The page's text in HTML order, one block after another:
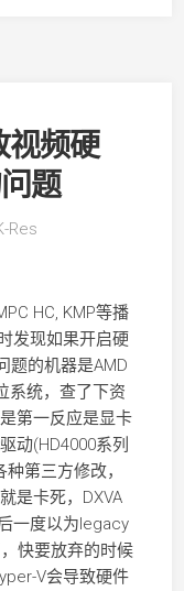
视频硬
题
Res
HC, KMP等播
发现如果开启硬
题的机器是AMD
系统，查了下资
第一反应是显卡
动(HD4000系列
第三方修改，
是卡死，DXVA
一度以为legacy
快要放弃的时候
V会导致硬件